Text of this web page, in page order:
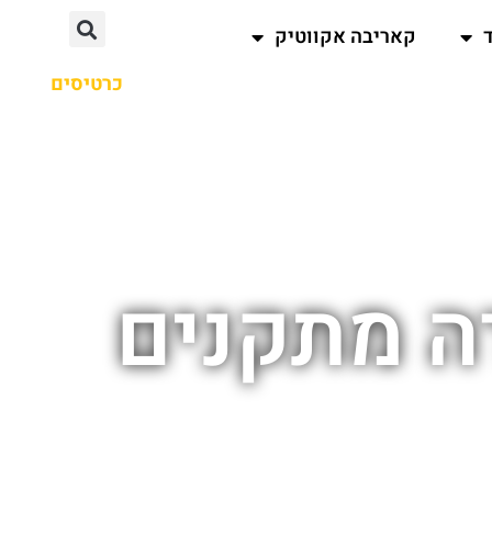
קאריבה אקווטיק
כרטיסים
מתקנים